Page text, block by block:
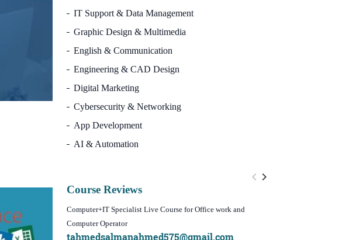
IT Support & Data Management
Graphic Design & Multimedia
English & Communication
Engineering & CAD Design
Digital Marketing
Cybersecurity & Networking
App Development
AI & Automation
Course Reviews
Computer+IT Specialist Live Course for Office work and
Computer Operator
tahmedsalmanahmed575@gmail.com